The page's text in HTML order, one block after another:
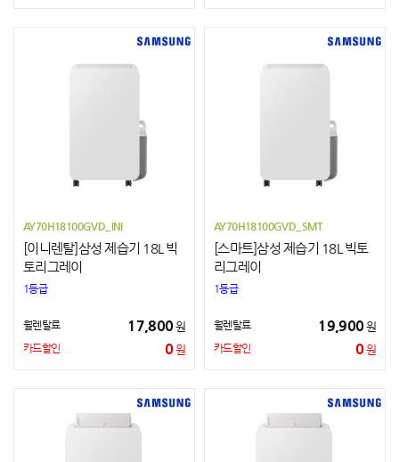
AY70H18100GVD_INI
[이니렌탈]삼성 제습기 18L 빅
토리그레이
1등급
월렌탈료 17,800원
카드할인 0원
AY70H18100GVD_SMT
[스마트]삼성 제습기 18L 빅토
리그레이
1등급
월렌탈료 19,900원
카드할인 0원